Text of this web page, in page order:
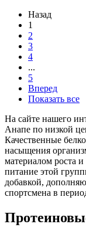
Назад
1
2
3
4
...
5
Вперед
Показать все
На сайте нашего
Анапе по низкой
Качественные
насыщения
материалом роста
питание этой
добавкой,
спортсмена в